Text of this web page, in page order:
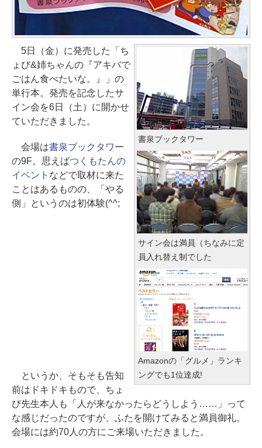
書泉ブックタワー
サイン会は満員（ちなみに定
員入れ替え制でした
Amazonの「グルメ」ランキ
ングでも1位達成!
5日（金）に発売した「ち
ょび&姉ちゃんの『アキバで
ごはん食べたいな。』」の
単行本。発売を記念したサ
イン会を6日（土）に開かせ
ていただきました。
会場は書泉ブックタワー
の9F。思えばつくもたんの
イベント などで取材に来た
ことはあるものの、「やる
側」というのは初体験(^^;
というか、そもそも告知
前はドキドキもので、ちょ
び先生本人も「人が来なかったらどうしよう……」って
な感じだったのですが、ふたを開けてみると満員御礼。
会場には約70人の方にご来場いただきました。